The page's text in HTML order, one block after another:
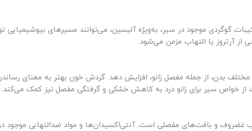
گوگردی موجود در سیر، به‌ویژه آلیسین، می‌توانند مسیرهای بیوشیمیایی
از آرتروز یا التهاب مزمن می‌شود.
بدن، از جمله مفصل زانو، افزایش دهد. گردش خون بهتر به معنای
خواص سیر برای زانو درد به کاهش خشکی و گرفتگی مفصل نیز کمک می‌کند.
غضروف و بافت‌های مفصلی است. آنتی‌اکسیدان‌ها و مواد ضدالتهابی